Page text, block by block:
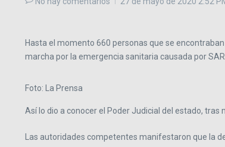
Hasta el momento 660 personas que se
marcha por la emergencia sanitaria causada por
Foto: La Prensa
Así lo dio a conocer el Poder Judicial del estado,
Las autoridades competentes manifestaron que la